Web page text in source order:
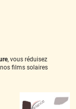
, vous réduisez
films solaires